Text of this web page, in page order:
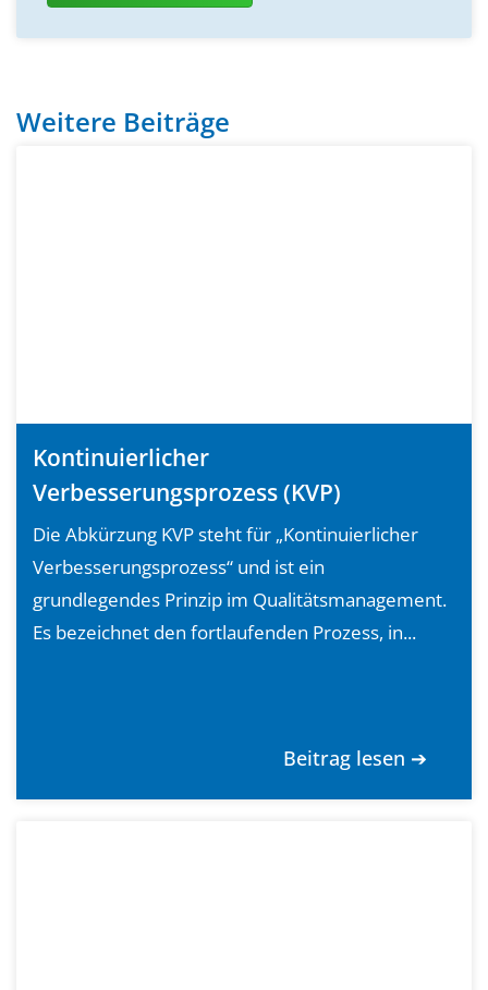
Weitere Beiträge
Kontinuierlicher
Verbesserungsprozess (KVP)
Die Abkürzung KVP steht für „Kontinuierlicher
Verbesserungsprozess“ und ist ein
grundlegendes Prinzip im Qualitätsmanagement.
Es bezeichnet den fortlaufenden Prozess, in...
Beitrag lesen ➔